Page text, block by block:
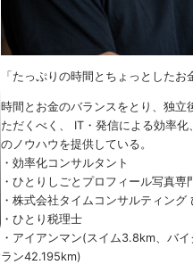
「たっぷりの時間とちょっとしたお
時間とお金のバランスをとり、独立
ただくべく、 IT・発信による効率化
のノウハウを提供している。
・効率化コンサルタント
・ひとりしごとプロフィール写真専
・株式会社タイムコンサルティング
・ひとり税理士
・アイアンマン(スイム3.8km、バイ
ラン42.195km)